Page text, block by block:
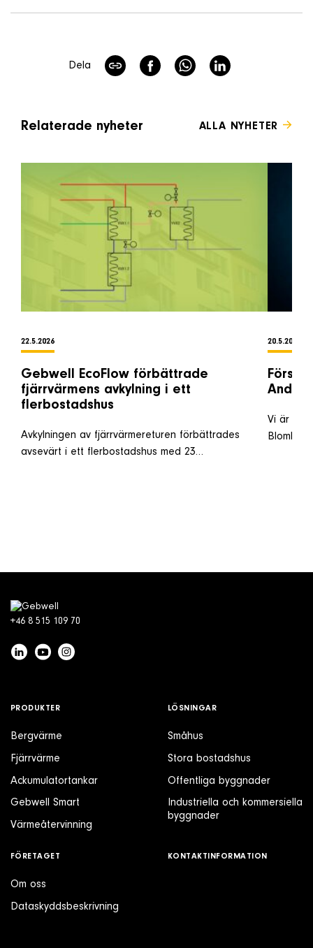
Dela
Relaterade nyheter ALLA NYHETER
22.5.2026
Gebwell EcoFlow förbättrade
fjärrvärmens avkylning i ett
flerbostadshus
Avkylningen av fjärrvärmereturen förbättrades
avsevärt i ett flerbostadshus med 23…
20.5.2026
Vi är
+46 8 515 109 70
PRODUKTER
Bergvärme
Fjärrvärme
Ackumulatortankar
Gebwell Smart
Värmeåtervinning
LÖSNINGAR
Småhus
Stora bostadshus
Offentliga byggnader
Industriella och kommersiella
byggnader
FÖRETAGET
Om oss
Dataskyddsbeskrivning
KONTAKTINFORMATION